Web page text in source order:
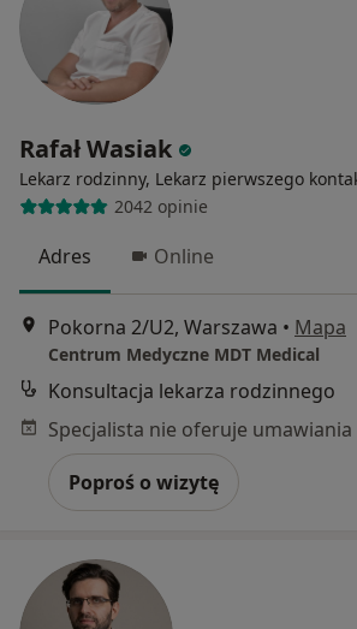
Rafał Wasiak
Lekarz rodzinny, Lekarz pierwszego
2042 opinie
Adres Online
Pokorna 2/U2, Warszawa • Mapa
Centrum Medyczne MDT Medical
Konsultacja lekarza rodzinnego
Poproś o wizytę